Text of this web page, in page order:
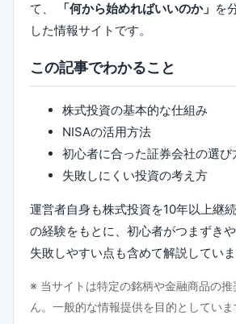
て、
「何から始めればいいのか」 を
した情報サイトです。
この記事でわかること
株式投資の基本的な仕組み
NISAの活用方法
初心者に合った証券会社の選び
失敗しにくい投資の考え方
運営者自身も株式投資を10年以上継
の経験をもとに、初心者がつまずき
失敗しやすい点も含めて解説していま
※ 当サイトは特定の銘柄や金融商品の
ん。一般的な情報提供を目的としていま